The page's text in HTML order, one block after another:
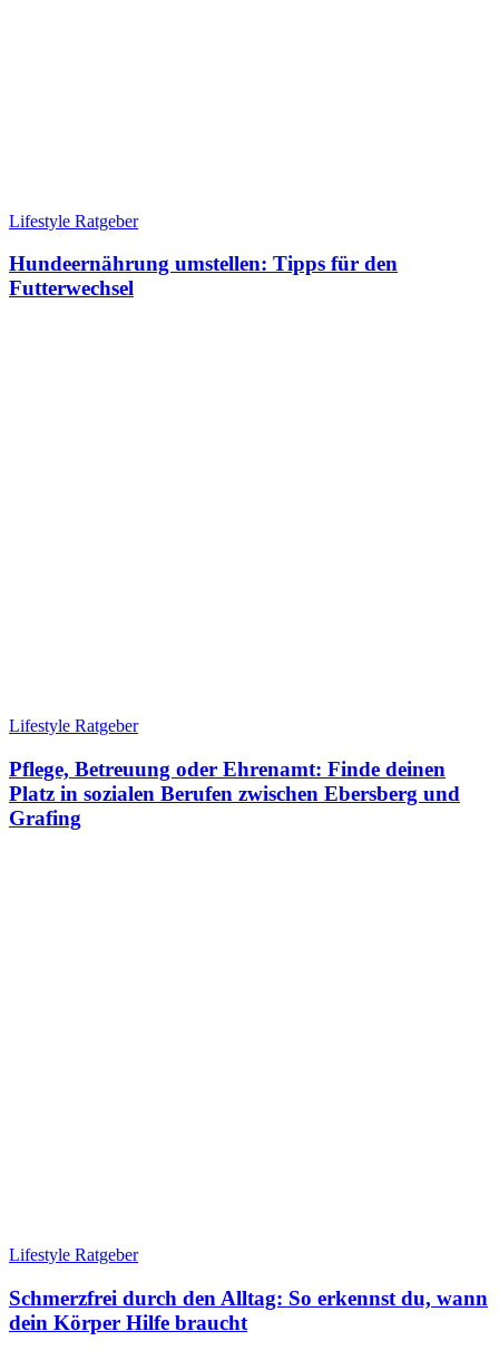
Lifestyle Ratgeber
Hundeernährung umstellen: Tipps für den
Futterwechsel
Lifestyle Ratgeber
Pflege, Betreuung oder Ehrenamt: Finde deinen
Platz in sozialen Berufen zwischen Ebersberg und
Grafing
Lifestyle Ratgeber
Schmerzfrei durch den Alltag: So erkennst du, wann
dein Körper Hilfe braucht